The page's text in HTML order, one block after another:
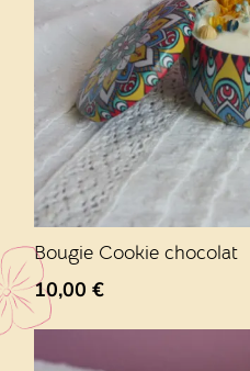
Bougie Cookie chocolat
10,00€